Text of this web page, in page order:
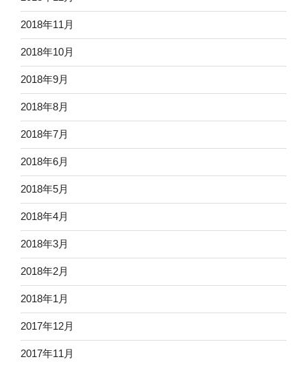
2018年11月
2018年10月
2018年9月
2018年8月
2018年7月
2018年6月
2018年5月
2018年4月
2018年3月
2018年2月
2018年1月
2017年12月
2017年11月